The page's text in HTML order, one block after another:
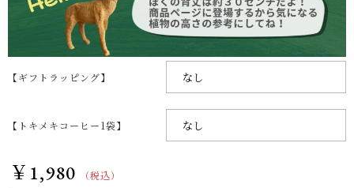
【ギフトラッピング】
【トキメキコーヒー1袋】
￥ 1,980
（税込）